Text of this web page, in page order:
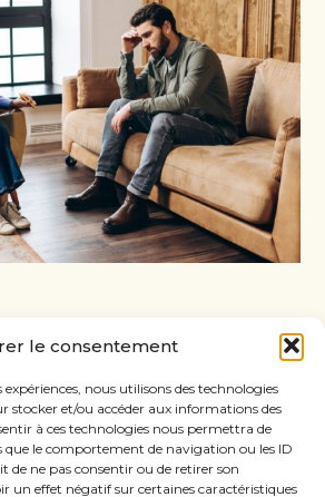
le consentement
nous utilisons des technologies
stocker et/ou accéder aux informations des
à ces technologies nous permettra de
que le comportement de navigation ou les ID
de ne pas consentir ou de retirer son
un effet négatif sur certaines caractéristiques